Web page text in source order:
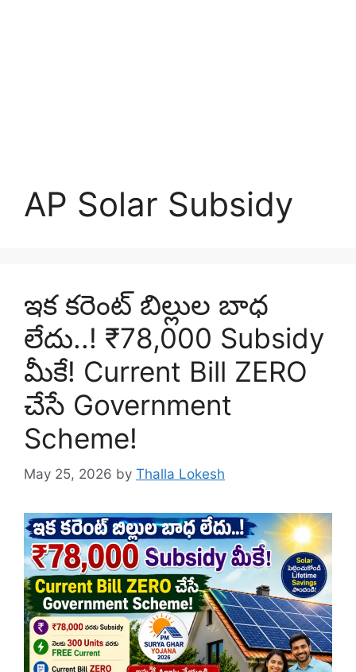
AP Solar Subsidy
ఇక కరెంట్ బిల్లుల బాధ
లేదు..! ₹78,000 Subsidy
మీకే! Current Bill ZERO
చేసే Government
Scheme!
May 25, 2026 by Thalla Lokesh